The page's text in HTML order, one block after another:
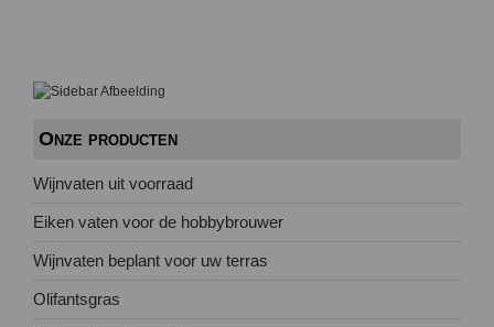
Onze producten
Wijnvaten uit voorraad
Eiken vaten voor de hobbybrouwer
Wijnvaten beplant voor uw terras
Olifantsgras